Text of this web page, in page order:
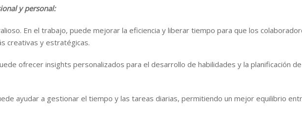
y personal:
En el trabajo, puede mejorar la eficiencia y liberar tiempo para que los
creativas y estratégicas.
ofrecer insights personalizados para el desarrollo de habilidades y la planificación de
ayudar a gestionar el tiempo y las tareas diarias, permitiendo un mejor equilibrio